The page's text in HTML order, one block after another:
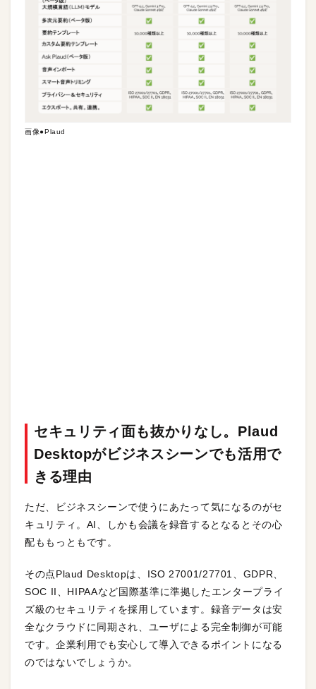
画像●Plaud
セキュリティ面も抜かりなし。Plaud
Desktopがビジネスシーンでも活用で
きる理由
ただ、ビジネスシーンで使うにあたって気になるのがセ
キュリティ。AI、しかも会議を録音するとなるとその心
配ももっともです。
その点Plaud Desktopは、ISO 27001/27701、GDPR、
SOC II、HIPAAなど国際基準に準拠したエンタープライ
ズ級のセキュリティを採用しています。録音データは安
全なクラウドに同期され、ユーザによる完全制御が可能
です。企業利用でも安心して導入できるポイントになる
のではないでしょうか。